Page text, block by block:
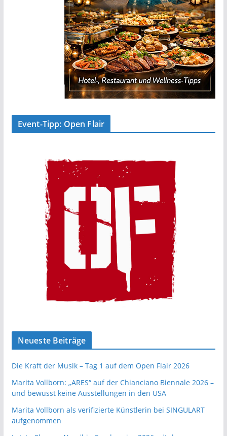
Event-Tipp: Open Flair
Neueste Beiträge
Die Kraft der Musik – Tag 1 auf dem Open Flair 2026
Marita Vollborn: „ARES“ auf der Chianciano Biennale 2026 –
und bewusst keine Ausstellungen in den USA
Marita Vollborn als verifizierte Künstlerin bei SINGULART
aufgenommen